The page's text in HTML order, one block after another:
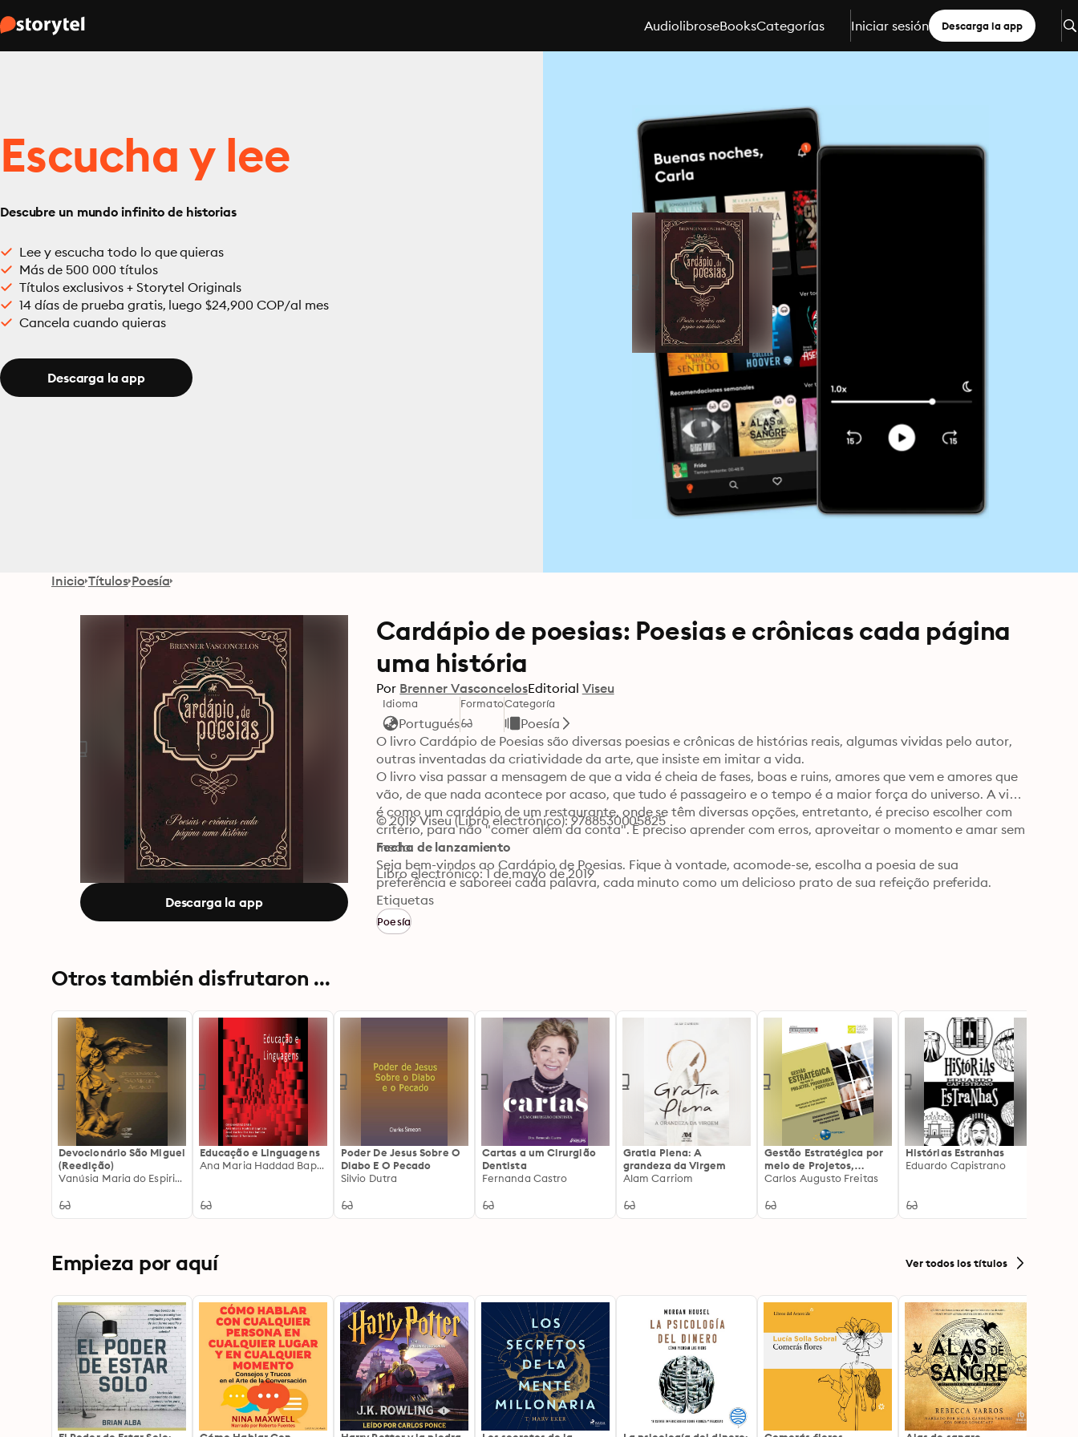
AudiolibroseBooksCategorías Iniciar sesión Descarga la app
Escucha y lee
Descubre un mundo infinito de historias
Lee y escucha todo lo que quieras
Más de 500 000 títulos
Títulos exclusivos + Storytel Originals
14 días de prueba gratis, luego $24,900 COP/al mes
Cancela cuando quieras
Descarga la app
Inicio Títulos Poesía
Descarga la app
Cardápio de poesias: Poesias e crônicas cada página
uma história
Por Brenner VasconcelosEditorial Viseu
Idioma
Portugués
FormatoCategoría
Poesía
O livro Cardápio de Poesias são diversas poesias e crônicas de histórias reais, algumas vividas pelo autor,
outras inventadas da criatividade da arte, que insiste em imitar a vida.
O livro visa passar a mensagem de que a vida é cheia de fases, boas e ruins, amores que vem e amores que
vão, de que nada acontece por acaso, que tudo é passageiro e o tempo é a maior força do universo. A vida
é como um cardápio de um restaurante, onde se têm diversas opções, entretanto, é preciso escolher com
critério, para não "comer além da conta". É preciso aprender com erros, aproveitar o momento e amar sem
medo.
Seja bem-vindos ao Cardápio de Poesias. Fique à vontade, acomode-se, escolha a poesia de sua
preferência e saboreei cada palavra, cada minuto como um delicioso prato de sua refeição preferida.
© 2019 Viseu (Libro electrónico): 9788530005825
Fecha de lanzamiento
Libro electrónico: 1 de mayo de 2019
Etiquetas
Poesía
Otros también disfrutaron ...
Devocionário São Miguel
(Reedição)
Vanúsia Maria do Espirito Santo
Educação e Linguagens
Ana Maria Haddad Baptista, Manuel Tavares, Mônica Ávila de Todaro, Márcia Fusaro, Catarina Justus Fischer, Maurício Silva, Diana Navas, Ubiratan D'Ambrosio, Sonia Regina Albano de Lima, Francisca Eleodora Santos Severino, Denizete Lima de Mesquita, José Carlos Freitas Batista, Adriana Nadja Lélis Coutinho, Aguinaldo Ricciotti Pettinati Filho, Alberto Cabral Fusaro, Antonio Carlos Rodrigues dos Santos, Camila Maria Albuquerque Aragão, Cláudia Cristina De Oliveira, Claudia Nolla, Daniela Oliveira Albertin, Heloisa Gurgel Rosenfeld, Jefferson Serozini, Juan Guillermo D Droguett, Márcia M. Pereira, Sandra Delmonte Gallego Honda, Telma Ventura
Poder De Jesus Sobre O
Diabo E O Pecado
Silvio Dutra
Cartas a um Cirurgião
Dentista
Fernanda Castro
Gratia Plena: A
grandeza da Virgem
Alam Carriom
Gestão Estratégica por
meio de Projetos,
Programas e Portfólio
Carlos Augusto Freitas
Histórias Estranhas
Eduardo Capistrano
Empieza por aquí Ver todos los títulos